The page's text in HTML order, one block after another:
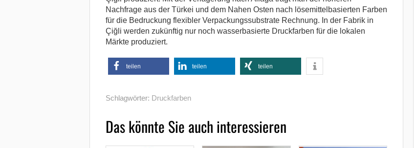
Nachfrage aus der Türkei und dem Nahen Osten nach lösemittelbasierten Farben
für die Bedruckung flexibler Verpackungssubstrate Rechnung. In der Fabrik in
Çiğli werden zukünftig nur noch wasserbasierte Druckfarben für die lokalen
Märkte produziert.
teilen teilen teilen
Schlagwörter: Druckfarben
Das könnte Sie auch interessieren